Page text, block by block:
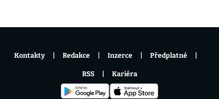
Kontakty Redakce Inzerce Předplatné
RSS Kariéra